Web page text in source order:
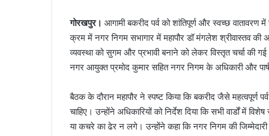
गोरखपुर। आगामी बकरीद पर्व को शांतिपूर्ण और स्वच्छ
क्रम में नगर निगम सभागार में महापौर डॉ मंगलेश श्रीवास्तव
व्यवस्था को सुगम और प्रभावी बनाने को लेकर विस्तृत
नगर आयुक्त प्रमोद कुमार सहित नगर निगम के अधिकारी और
बैठक के दौरान महापौर ने स्पष्ट किया कि बकरीद जैसे महत्वपूर्ण
चाहिए। उन्होंने अधिकारियों को निर्देश दिया कि सभी वार्डों में
या कचरे का ढेर न लगे। उन्होंने कहा कि नगर निगम की